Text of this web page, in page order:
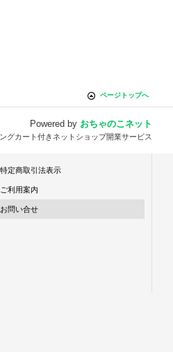
ページトップへ
Powered by おちゃのこネット
グカート付きネットショップ開業サービス
特定商取引法表示
ご利用案内
お問い合せ